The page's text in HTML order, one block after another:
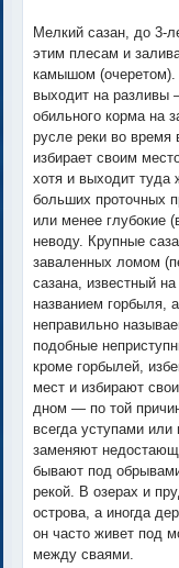
Мелкий сазан, до 3-
этим плесам и
камышом (очеретом).
выходит на разливы
обильного корма на
русле реки во время
избирает своим
хотя и выходит туда
больших проточных
или менее глубокие
неводу. Крупные
заваленных ломом
сазана, известный
названием горбыля,
неправильно
подобные
кроме горбылей,
мест и избирают
дном — по той
всегда уступами
заменяют
бывают под
рекой. В озерах и
острова, а иногда
он часто живет под
между сваями.